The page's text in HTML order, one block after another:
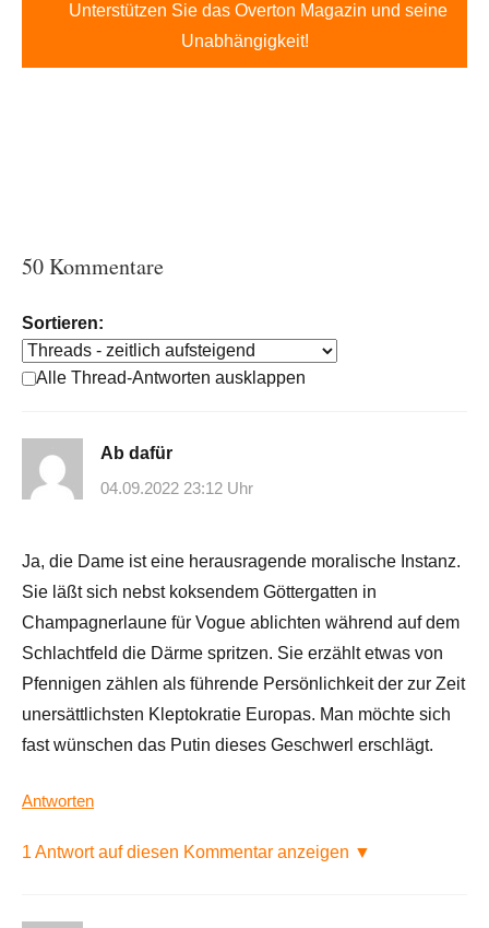
Unterstützen Sie das Overton Magazin und seine
Unabhängigkeit!
50 Kommentare
Sortieren:
Alle Thread-Antworten ausklappen
Ab dafür
04.09.2022 23:12 Uhr
Ja, die Dame ist eine herausragende moralische Instanz.
Sie läßt sich nebst koksendem Göttergatten in
Champagnerlaune für Vogue ablichten während auf dem
Schlachtfeld die Därme spritzen. Sie erzählt etwas von
Pfennigen zählen als führende Persönlichkeit der zur Zeit
unersättlichsten Kleptokratie Europas. Man möchte sich
fast wünschen das Putin dieses Geschwerl erschlägt.
Antworten
1 Antwort auf diesen Kommentar anzeigen ▼